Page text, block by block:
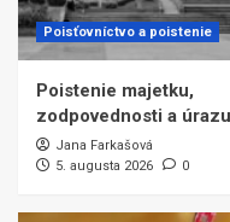
Poisťovníctvo a poistenie
Poistenie majetku,
zodpovednosti a úrazu
Jana Farkašová
5. augusta 2026
0